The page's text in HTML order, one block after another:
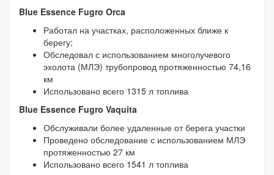
Blue Essence Fugro Orca
Работал на участках, расположенных ближе к
берегу;
Обследовал с использованием многолучевого
эхолота (МЛЭ) трубопровод протяженностью 74,16
км
Использовано всего 1315 л топлива
Blue Essence Fugro Vaquita
Обслуживали более удаленные от берега участки
Проведено обследование с использованием МЛЭ
протяженностью 27 км
Использовано всего 1541 л топлива